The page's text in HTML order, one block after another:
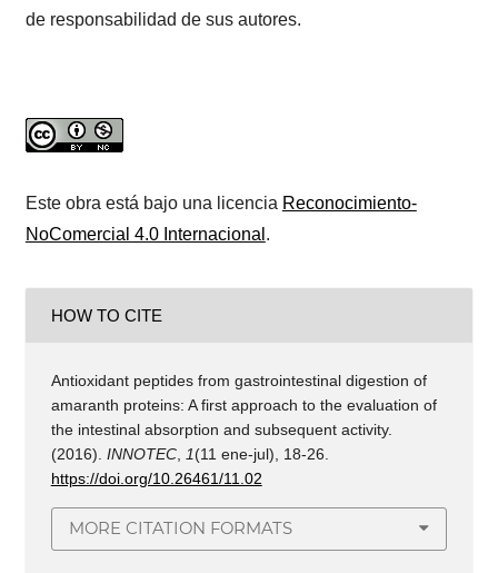
de responsabilidad de sus autores.
Este obra está bajo una licencia Reconocimiento-
NoComercial 4.0 Internacional .
HOW TO CITE
Antioxidant peptides from gastrointestinal digestion of
amaranth proteins: A first approach to the evaluation of
the intestinal absorption and subsequent activity.
(2016). INNOTEC, 1(11 ene-jul), 18-26.
https://doi.org/10.26461/11.02
MORE CITATION FORMATS